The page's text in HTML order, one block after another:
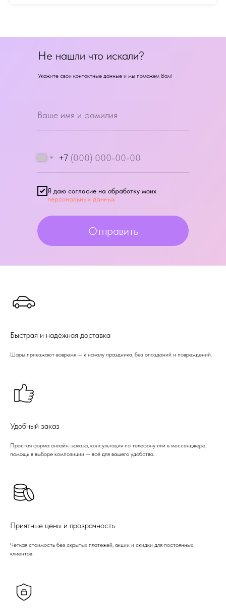
+7
Я даю согласие на обработку моих
персональных данных
Отправить
Не нашли что искали?
Укажите свои контактные данные и мы поможем Вам!
Быстрая и надёжная доставка
Шары приезжают вовремя — к началу праздника, без опозданий и повреждений.
Удобный заказ
Простая форма онлайн-заказа, консультация по телефону или в мессенджере,
помощь в выборе композиции — всё для вашего удобства.
Приятные цены и прозрачность
Четкая стоимость без скрытых платежей, акции и скидки для постоянных
клиентов.